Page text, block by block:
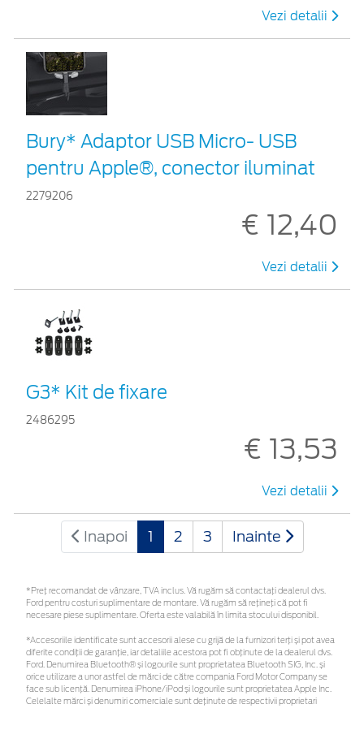
Vezi detalii
Bury* Adaptor USB Micro- USB
pentru Apple®, conector iluminat
2279206
€ 12,40
Vezi detalii
G3* Kit de fixare
2486295
€ 13,53
Vezi detalii
Inapoi 1 2 3 Inainte
*Preţ recomandat de vânzare, TVA inclus. Vă rugăm să contactaţi dealerul dvs.
Ford pentru costuri suplimentare de montare. Vă rugăm să rețineți că pot fi
necesare piese suplimentare. Oferta este valabilă în limita stocului disponibil.
*Accesoriile identificate sunt accesorii alese cu grijă de la furnizori terți și pot avea
diferite condiții de garanție, iar detaliile acestora pot fi obținute de la dealerul dvs.
Ford. Denumirea Bluetooth® și logourile sunt proprietatea Bluetooth SIG, Inc. și
orice utilizare a unor astfel de mărci de către compania Ford Motor Company se
face sub licență. Denumirea iPhone/iPod și logourile sunt proprietatea Apple Inc.
Celelalte mărci și denumiri comerciale sunt deținute de respectivii proprietari